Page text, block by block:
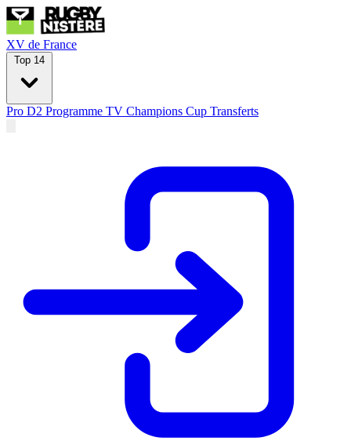
XV de France
Top 14
Pro D2 Programme TV Champions Cup Transferts